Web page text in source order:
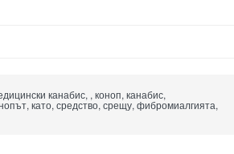
канабис, , коноп, канабис,
като, средство, срещу, фибромиалгията,